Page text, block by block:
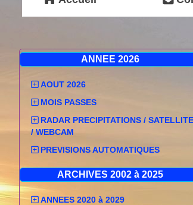
ANNEE 2026
AOUT 2026
MOIS PASSES
RADAR PRECIPITATIONS / SATELLITE
/ WEBCAM
PREVISIONS AUTOMATIQUES
ARCHIVES 2002 à 2025
ANNEES 2020 à 2029